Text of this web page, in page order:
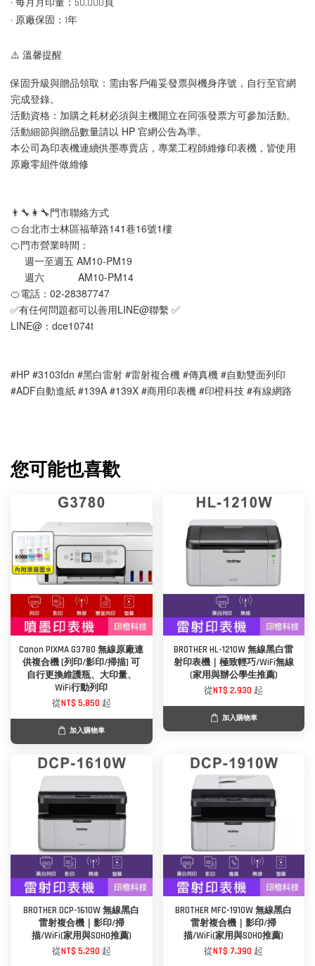
• 原廠保固：1年
⚠️ 溫馨提醒
保固升級與贈品領取：需由客戶備妥發票與機身序號，自行至官網
完成登錄。
活動資格：加購之耗材必須與主機開立在同張發票方可參加活動。
活動細節與贈品數量請以 HP 官網公告為準。
本公司為印表機連續供墨專賣店，專業工程師維修印表機，皆使用
原廠零組件做維修
👨‍🔧👩‍🔧門市聯絡方式
🍊台北市士林區福華路141巷16號1樓
🍊門市營業時間：
週一至週五 AM10-PM19
週六            AM10-PM14
🍊電話：02-28387747
✅有任何問題都可以善用LINE@聯繫 ✅
LINE@：dce1074t
#HP #3103fdn #黑白雷射 #雷射複合機 #傳真機 #自動雙面列印
#ADF自動進紙 #139A #139X #商用印表機 #印橙科技 #有線網路
您可能也喜歡
Canon PIXMA G3780 無線原廠連
供複合機 [列印/影印/掃描] 可
自行更換維護瓶、大印量、
WiFi行動列印
從NT$ 5,850 起
加入購物車
BROTHER HL-1210W 無線黑白雷
射印表機｜極致輕巧/WiFi無線
(家用與辦公學生推薦)
從NT$ 2,930 起
加入購物車
BROTHER DCP-1610W 無線黑白
雷射複合機｜影印/掃
描/WiFi(家用與SOHO推薦)
從NT$ 5,290 起
BROTHER MFC-1910W 無線黑白
雷射複合機｜影印/掃
描/WiFi(家用與SOHO推薦)
從NT$ 7,390 起